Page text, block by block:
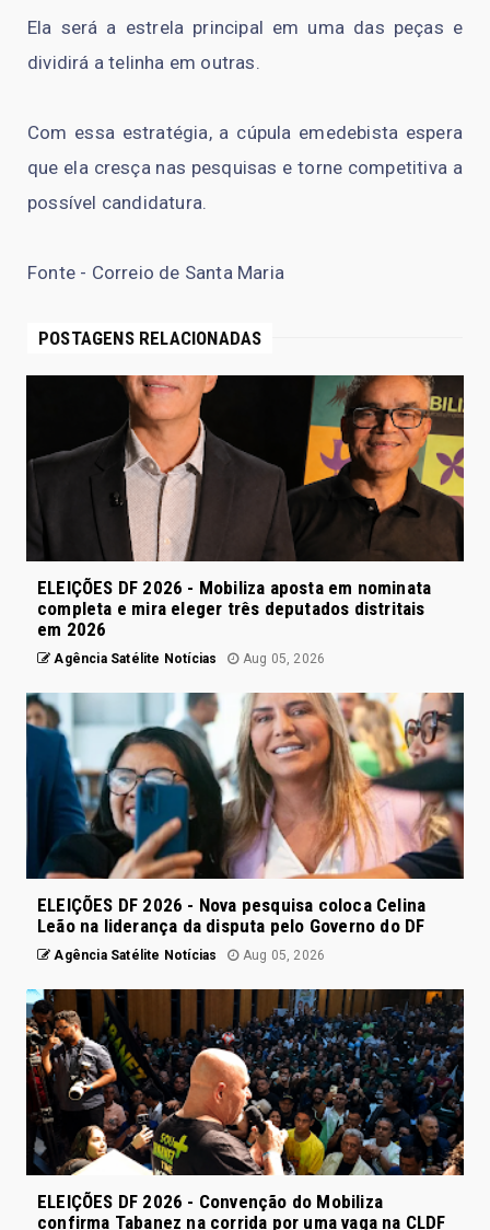
Ela será a estrela principal em uma das peças e
dividirá a telinha em outras.
Com essa estratégia, a cúpula emedebista espera
que ela cresça nas pesquisas e torne competitiva a
possível candidatura.
Fonte - Correio de Santa Maria
POSTAGENS RELACIONADAS
ELEIÇÕES DF 2026 - Mobiliza aposta em nominata
completa e mira eleger três deputados distritais
em 2026
Agência Satélite Notícias Aug 05, 2026
ELEIÇÕES DF 2026 - Nova pesquisa coloca Celina
Leão na liderança da disputa pelo Governo do DF
Agência Satélite Notícias Aug 05, 2026
ELEIÇÕES DF 2026 - Convenção do Mobiliza
confirma Tabanez na corrida por uma vaga na CLDF